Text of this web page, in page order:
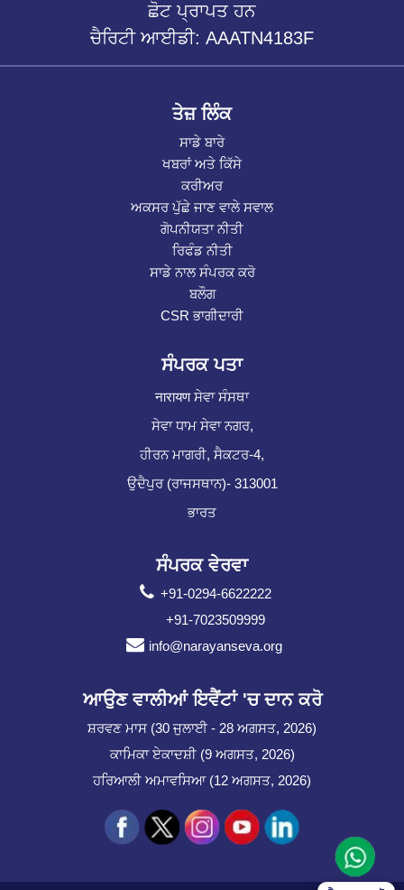
ਛੋਟ ਪ੍ਰਾਪਤ ਹਨ
ਚੈਰਿਟੀ ਆਈਡੀ: AAATN4183F
ਤੇਜ਼ ਲਿੰਕ
ਸਾਡੇ ਬਾਰੇ
ਖਬਰਾਂ ਅਤੇ ਕਿੱਸੇ
ਕਰੀਅਰ
ਅਕਸਰ ਪੁੱਛੇ ਜਾਣ ਵਾਲੇ ਸਵਾਲ
ਗੋਪਨੀਯਤਾ ਨੀਤੀ
ਰਿਫੰਡ ਨੀਤੀ
ਸਾਡੇ ਨਾਲ ਸੰਪਰਕ ਕਰੋ
ਬਲੌਗ
CSR ਭਾਗੀਦਾਰੀ
ਸੰਪਰਕ ਪਤਾ
नारायण ਸੇਵਾ ਸੰਸਥਾ
ਸੇਵਾ ਧਾਮ ਸੇਵਾ ਨਗਰ,
ਹੀਰਨ ਮਾਗਰੀ, ਸੈਕਟਰ-4,
ਉਦੈਪੁਰ (ਰਾਜਸਥਾਨ)- 313001
ਭਾਰਤ
ਸੰਪਰਕ ਵੇਰਵਾ
+91-0294-6622222
+91-7023509999
info@narayanseva.org
ਆਉਣ ਵਾਲੀਆਂ ਇਵੈਂਟਾਂ 'ਚ ਦਾਨ ਕਰੋ
ਸ਼ਰਵਣ ਮਾਸ (30 ਜੁਲਾਈ - 28 ਅਗਸਤ, 2026)
ਕਾਮਿਕਾ ਏਕਾਦਸ਼ੀ (9 ਅਗਸਤ, 2026)
ਹਰਿਆਲੀ ਅਮਾਵਸਿਆ (12 ਅਗਸਤ, 2026)